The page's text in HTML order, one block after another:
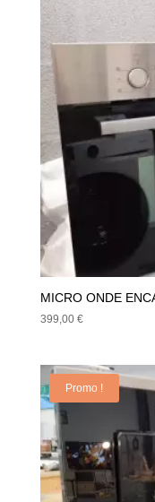
MICRO ONDE
399,00 €
Promo !